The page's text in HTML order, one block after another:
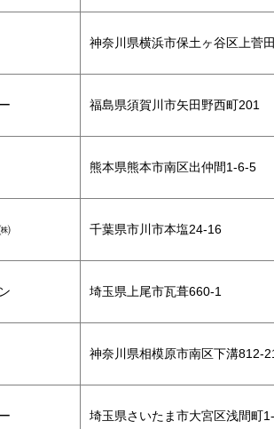
神奈川県横浜市保土ヶ谷区上菅
福島県須賀川市矢田野西町201
熊本県熊本市南区出仲間1-6-5
千葉県市川市本塩24-16
埼玉県上尾市瓦葺660-1
神奈川県相模原市南区下溝812-
埼玉県さいたま市大宮区浅間町